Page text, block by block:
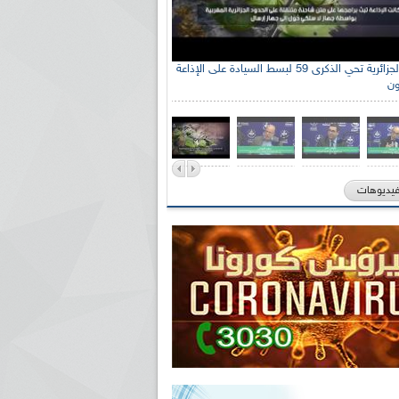
الإذاعة الجزائرية تحي الذكرى 59 لبسط السيادة على الإذاعة